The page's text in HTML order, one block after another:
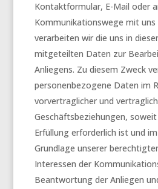
Kontaktformular, E-Mail oder
Kommunikationswege mit
verarbeiten wir die uns in
mitgeteilten Daten zur
Anliegens. Zu diesem Zweck
personenbezogene Daten im
vorvertraglicher und
Geschäftsbeziehungen,
Erfüllung erforderlich ist und
Grundlage unserer
Interessen der
Beantwortung der Anliegen